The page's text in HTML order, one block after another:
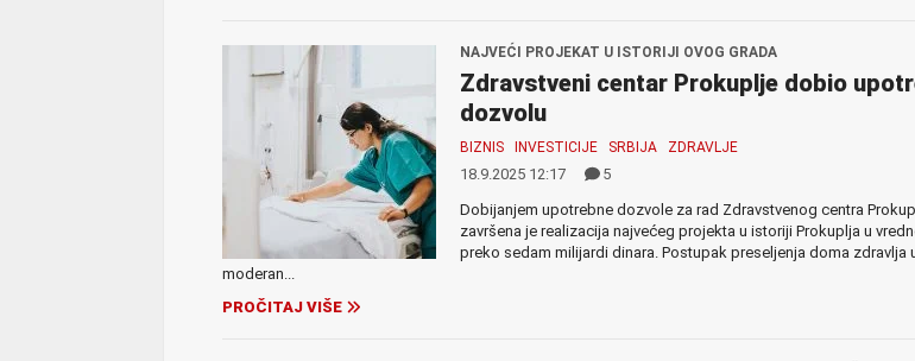
NAJVEĆI PROJEKAT U ISTORIJI OVOG GRADA
Zdravstveni centar Prokuplje dobio
dozvolu
BIZNIS INVESTICIJE SRBIJA ZDRAVLJE
18.9.2025 12:17
5
Dobijanjem upotrebne dozvole za rad Zdravstvenog centra
završena je realizacija najvećeg projekta u istoriji Prokuplja u
preko sedam milijardi dinara. Postupak preseljenja doma zdravlja
moderan...
PROČITAJ VIŠE